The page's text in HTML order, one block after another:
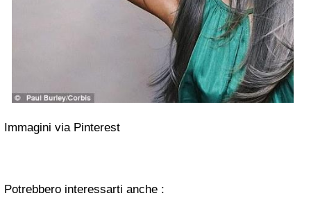
Immagini via Pinterest
Potrebbero interessarti anche :